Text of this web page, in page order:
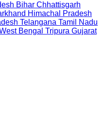
Bihar Chhattisgarh
Himachal Pradesh
Telangana Tamil Nadu
Bengal Tripura Gujarat